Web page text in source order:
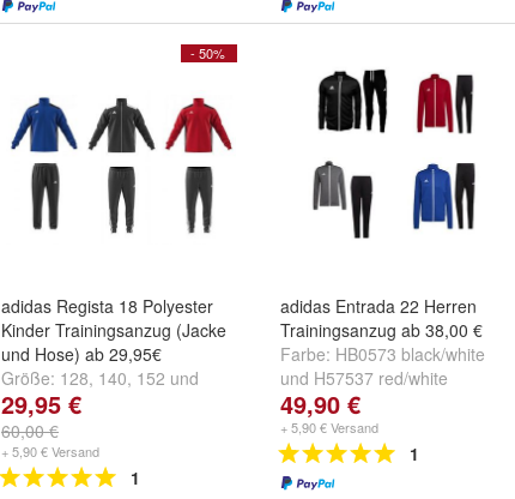
- 50%
adidas Regista 18 Polyester
Kinder Trainingsanzug (Jacke
und Hose) ab 29,95€
Größe: 128, 140, 152 und
weitere ...
29,95 €
60,00 €
+ 5,90 € Versand
1
adidas Entrada 22 Herren
Trainingsanzug ab 38,00 €
Farbe: HB0573 black/white
und H57537 red/white
49,90 €
+ 5,90 € Versand
1